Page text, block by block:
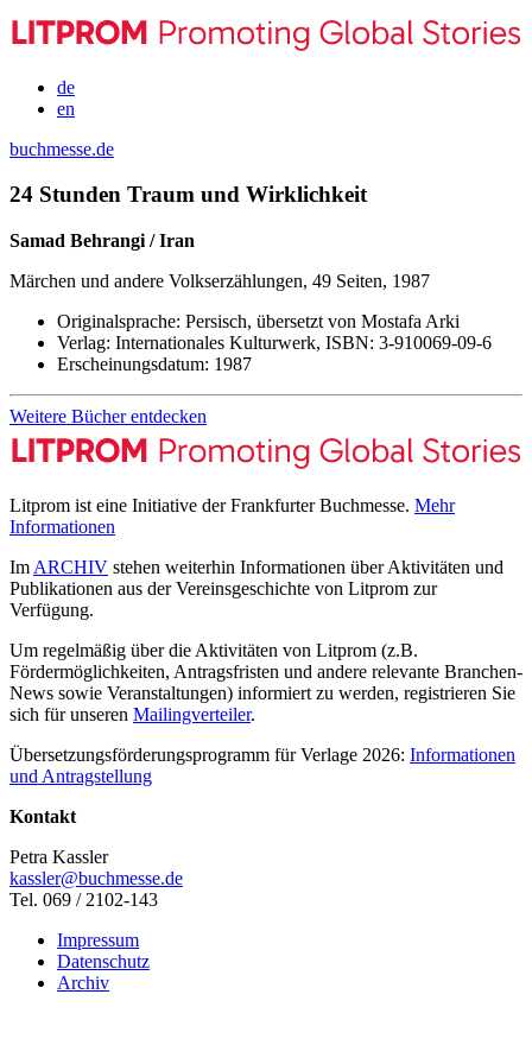
de
en
buchmesse.de
24 Stunden Traum und Wirklichkeit
Samad Behrangi / Iran
Märchen und andere Volkserzählungen, 49 Seiten, 1987
Originalsprache: Persisch, übersetzt von Mostafa Arki
Verlag: Internationales Kulturwerk, ISBN: 3-910069-09-6
Erscheinungsdatum: 1987
Weitere Bücher entdecken
Litprom ist eine Initiative der Frankfurter Buchmesse. Mehr
Informationen
Im ARCHIV stehen weiterhin Informationen über Aktivitäten und
Publikationen aus der Vereinsgeschichte von Litprom zur
Verfügung.
Um regelmäßig über die Aktivitäten von Litprom (z.B.
Fördermöglichkeiten, Antragsfristen und andere relevante Branchen-
News sowie Veranstaltungen) informiert zu werden, registrieren Sie
sich für unseren Mailingverteiler.
Übersetzungsförderungsprogramm für Verlage 2026: Informationen
und Antragstellung
Kontakt
Petra Kassler
kassler@buchmesse.de
Tel. 069 / 2102-143
Impressum
Datenschutz
Archiv